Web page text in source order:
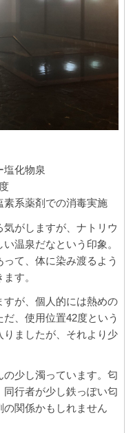
化物泉
系薬剤での消毒実施
がしますが、ナトリウ
温泉だなという印象。
て、体に染み渡るよう
す。
が、個人的には熱めの
、使用位置42度という
ましたが、それより少
少し濁っています。匂
行者が少し鉄っぽい匂
関係かもしれません